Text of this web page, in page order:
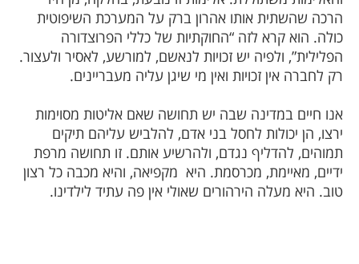
הרכה שהשתית אותו אהרון ברק על המערכת השיפוטית
כולה. הוא קרא לזה “החוקתיות של כללי הפרוצדורה
הפלילית”, ולפיה יש זכויות לנאשם, למורשע, לאסיר ולעצור.
רק לחברה אין זכויות ואין מי שיגן עליה מעבריינים.
אנו חיים במדינה שבה יש תחושה שאם אליטות מסוימות
ירצו, הן יכולות לחסל בני אדם, להלביש עליהם תיקים
תמוהים, להדליף נגדם, ולהרשיע אותם. זו תחושה מרפת
ידיים, מאיימת, מכרסמת. היא מקפיאה, והיא מכבה כל רצון
טוב. היא מעלה הירהורים שאולי אין פה עתיד לילדינו.